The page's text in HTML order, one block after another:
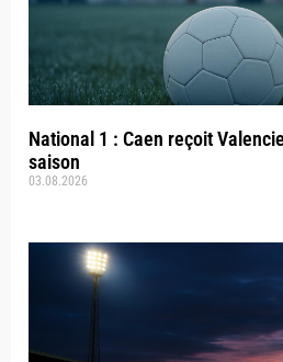
National 1 : Caen reçoit
saison
03.08.2026